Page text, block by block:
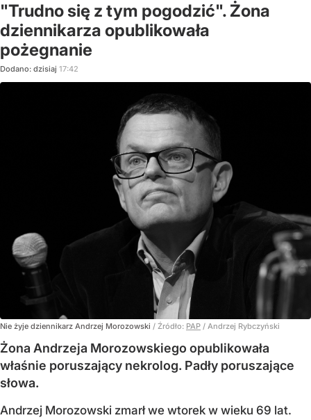
"Trudno się z tym pogodzić". Żona
dziennikarza opublikowała
pożegnanie
Dodano: dzisiaj 17:42
Nie żyje dziennikarz Andrzej Morozowski / Źródło: PAP / Andrzej Rybczyński
Żona Andrzeja Morozowskiego opublikowała
właśnie poruszający nekrolog. Padły poruszające
słowa.
Andrzej Morozowski zmarł we wtorek w wieku 69 lat.